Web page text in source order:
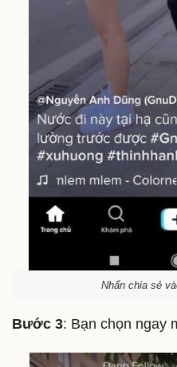
Nhấn chia sẻ
Bước 3: Bạn chọn ngay